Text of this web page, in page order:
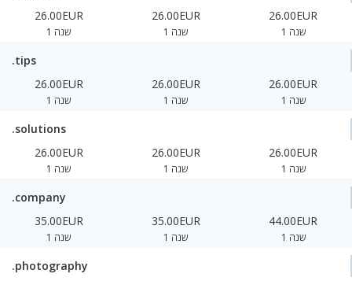
26.00EUR
1 שנה
26.00EUR
1 שנה
26.00EUR
1 שנה
.tips
26.00EUR
1 שנה
26.00EUR
1 שנה
26.00EUR
1 שנה
.solutions
26.00EUR
1 שנה
26.00EUR
1 שנה
26.00EUR
1 שנה
.company
35.00EUR
1 שנה
35.00EUR
1 שנה
44.00EUR
1 שנה
.photography